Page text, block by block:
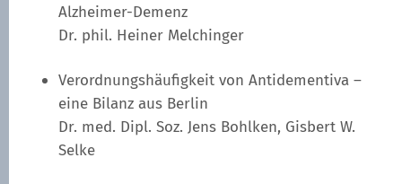
Alzheimer-Demenz
Dr. phil. Heiner Melchinger
Verordnungshäufigkeit von Antidementiva –
eine Bilanz aus Berlin
Dr. med. Dipl. Soz. Jens Bohlken, Gisbert W.
Selke